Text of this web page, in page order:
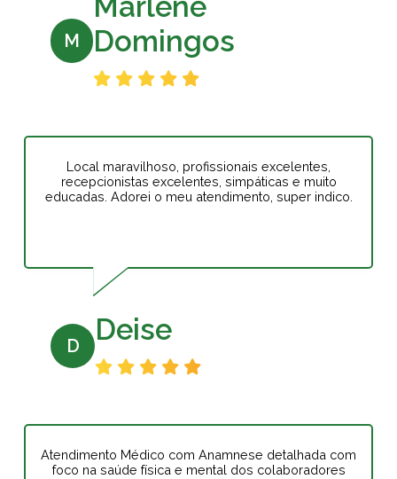
M
Marlene
Domingos
Local maravilhoso, profissionais excelentes,
recepcionistas excelentes, simpáticas e muito
educadas. Adorei o meu atendimento, super indico.
D Deise
Atendimento Médico com Anamnese detalhada com
foco na saúde física e mental dos colaboradores